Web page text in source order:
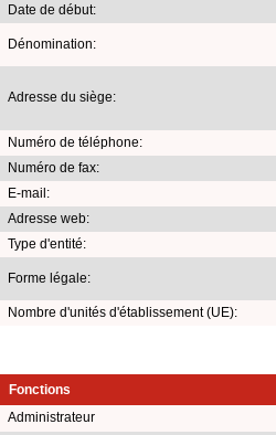
Date de début:
Dénomination:
Adresse du siège:
Numéro de téléphone:
Numéro de fax:
E-mail:
Adresse web:
Type d'entité:
Forme légale:
Nombre d'unités d'établissement (UE):
Fonctions
Administrateur